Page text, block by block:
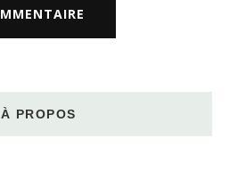
À PROPOS